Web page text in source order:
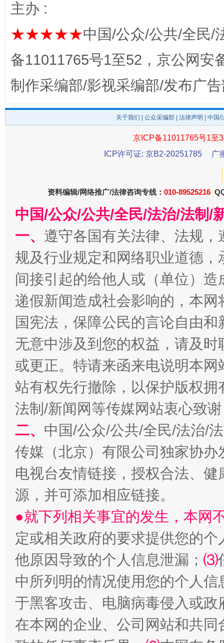
受贿1.44亿！段成刚被判无期 从幼
全民健身五年计划来了！等你上场
阿坝州三大球赛在茂县开幕 规模
国家大学科技园优化重塑工作
主办 :
★★★★★中国/公众/公共/全民/
备11011765号1至52，京公网安
制作采编部/影视采编部/发布广
关于我们 公众采编部 法律声明 | 中国
京ICP备11011765号1至
ICP许可证: 京B2-20251785
广
资料编辑/网络推广/法律咨询专线： 010-89525216
中国/公众/公共/全民/法治/法制/
一、 遵守各国有关法律、法规
规及行业规定和网络职业道德
间接引起的给他人或（单位）
递假新闻造成社会影响的，本
国宪法，保障公民的言论自由
无意中涉及到您的权益，请及
或更正。特请来函来电说明本
站有权先行撤除，以保护版权
法制/新闻网等传媒网站衷心致
二、 中国/公众/公共/全民/法治/
传媒（北京）有限公司独家协
电视台友情链接，授权合法、
源，并可添加相应链接。
●就下列相关事宜的发生，本网
定或相关政府的要求提供您的个
他原因导致的个人信息泄漏； ⑶
中所列明的情况使用您的个人
于黑客攻击、电脑病毒侵入或
在本网的企业、公司网站和共